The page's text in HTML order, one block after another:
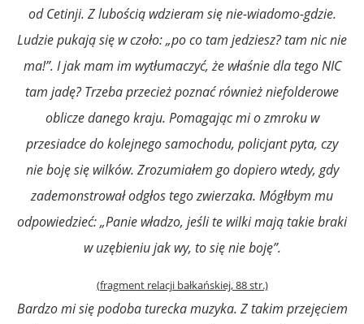
od Cetinji. Z lubością wdzieram się nie-wiadomo-gdzie.
Ludzie pukają się w czoło: „po co tam jedziesz? tam nic nie
ma!”. I jak mam im wytłumaczyć, że właśnie dla tego NIC
tam jadę? Trzeba przecież poznać również niefolderowe
oblicze danego kraju. Pomagając mi o zmroku w
przesiadce do kolejnego samochodu, policjant pyta, czy
nie boję się wilków. Zrozumiałem go dopiero wtedy, gdy
zademonstrował odgłos tego zwierzaka. Mógłbym mu
odpowiedzieć: „Panie władzo, jeśli te wilki mają takie braki
w uzębieniu jak wy, to się nie boję”.
(fragment relacji bałkańskiej, 88 str.)
Bardzo mi się podoba turecka muzyka. Z takim przejęciem